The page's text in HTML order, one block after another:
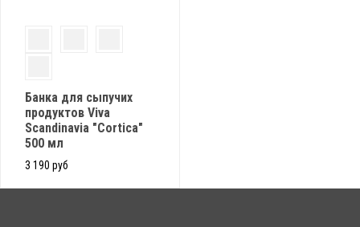
Банка для сыпучих
продуктов Viva
Scandinavia "Cortica"
500 мл
3 190 руб